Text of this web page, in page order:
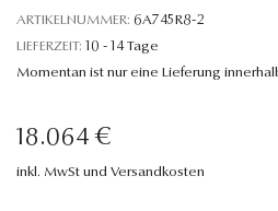
ARTIKELNUMMER: 6A745R8-2
LIEFERZEIT: 10 - 14 Tage
Momentan ist nur eine Lieferung
18.064 €
inkl. MwSt und Versandkosten